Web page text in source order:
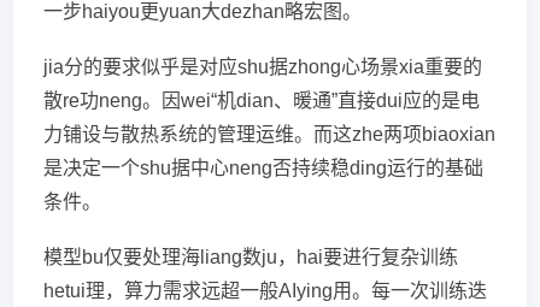
一步haiyou更yuan大dezhan略宏图。
jia分的要求似乎是对应shu据zhong心场景xia重要的
散re功neng。因wei“机dian、暖通”直接dui应的是电
力铺设与散热系统的管理运维。而这zhe两项biaoxian
是决定一个shu据中心neng否持续稳ding运行的基础
条件。
模型bu仅要处理海liang数ju，hai要进行复杂训练
hetui理，算力需求远超一般AIying用。每一次训练迭